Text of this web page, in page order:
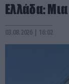
Ελλάδα:
03.08.2026 | 16:02